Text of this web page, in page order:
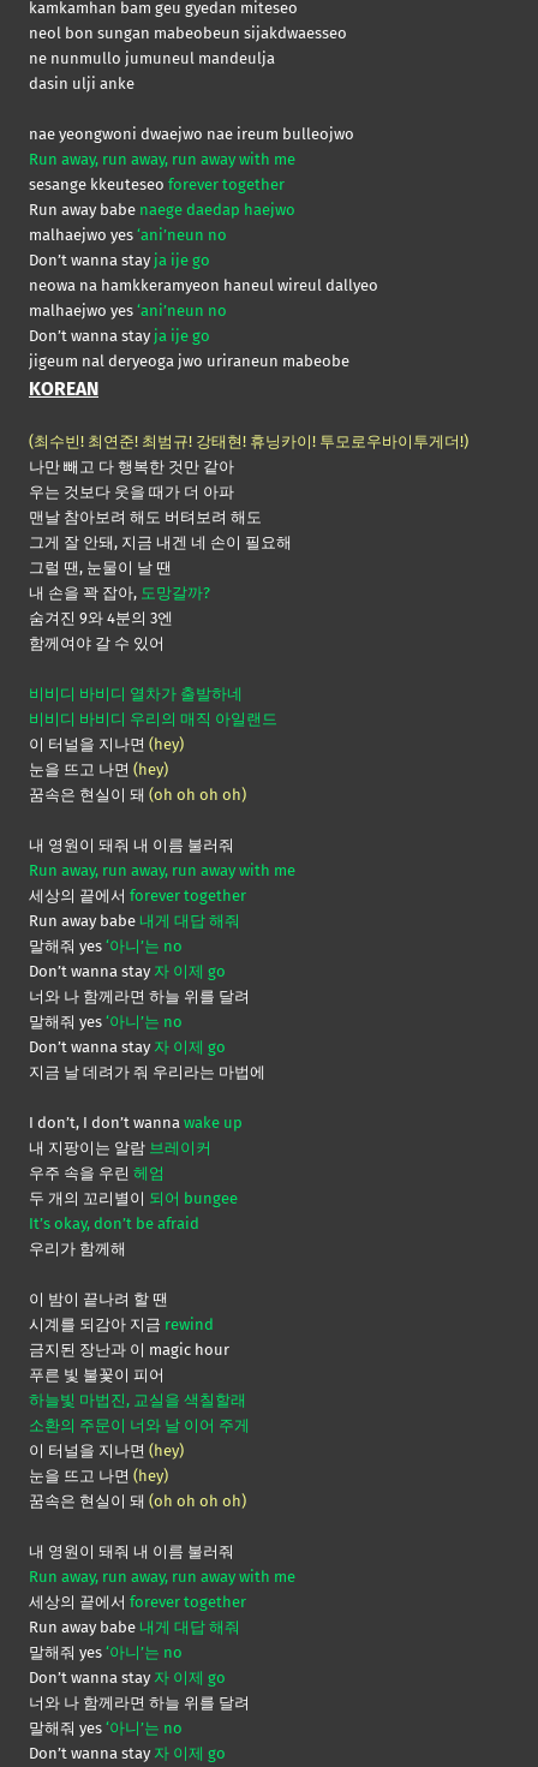
kamkamhan bam geu gyedan miteseo
neol bon sungan mabeobeun sijakdwaesseo
ne nunmullo jumuneul mandeulja
dasin ulji anke
nae yeongwoni dwaejwo nae ireum bulleojwo
Run away, run away, run away with me
sesange kkeuteseo forever together
Run away babe naege daedap haejwo
malhaejwo yes ‘ani’neun no
Don’t wanna stay ja ije go
neowa na hamkkeramyeon haneul wireul dallyeo
malhaejwo yes ‘ani’neun no
Don’t wanna stay ja ije go
jigeum nal deryeoga jwo uriraneun mabeobe
KOREAN
(최수빈! 최연준! 최범규! 강태현! 휴닝카이! 투모로우바이투게더!)
나만 빼고 다 행복한 것만 같아
우는 것보다 웃을 때가 더 아파
맨날 참아보려 해도 버텨보려 해도
그게 잘 안돼, 지금 내겐 네 손이 필요해
그럴 땐, 눈물이 날 땐
내 손을 꽉 잡아, 도망갈까?
숨겨진 9와 4분의 3엔
함께여야 갈 수 있어
비비디 바비디 열차가 출발하네
비비디 바비디 우리의 매직 아일랜드
이 터널을 지나면 (hey)
눈을 뜨고 나면 (hey)
꿈속은 현실이 돼 (oh oh oh oh)
내 영원이 돼줘 내 이름 불러줘
Run away, run away, run away with me
세상의 끝에서 forever together
Run away babe 내게 대답 해줘
말해줘 yes ‘아니’는 no
Don’t wanna stay 자 이제 go
너와 나 함께라면 하늘 위를 달려
말해줘 yes ‘아니’는 no
Don’t wanna stay 자 이제 go
지금 날 데려가 줘 우리라는 마법에
I don’t, I don’t wanna wake up
내 지팡이는 알람 브레이커
우주 속을 우린 헤엄
두 개의 꼬리별이 되어 bungee
It’s okay, don’t be afraid
우리가 함께해
이 밤이 끝나려 할 땐
시계를 되감아 지금 rewind
금지된 장난과 이 magic hour
푸른 빛 불꽃이 피어
하늘빛 마법진, 교실을 색칠할래
소환의 주문이 너와 날 이어 주게
이 터널을 지나면 (hey)
눈을 뜨고 나면 (hey)
꿈속은 현실이 돼 (oh oh oh oh)
내 영원이 돼줘 내 이름 불러줘
Run away, run away, run away with me
세상의 끝에서 forever together
Run away babe 내게 대답 해줘
말해줘 yes ‘아니’는 no
Don’t wanna stay 자 이제 go
너와 나 함께라면 하늘 위를 달려
말해줘 yes ‘아니’는 no
Don’t wanna stay 자 이제 go